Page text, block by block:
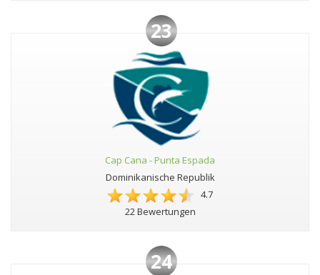
23
Cap Cana - Punta Espada
Dominikanische Republik
4.7
22 Bewertungen
24